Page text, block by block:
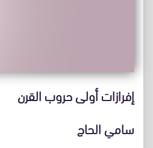
إفرازات أولى حروب القرن
سامي الحاج